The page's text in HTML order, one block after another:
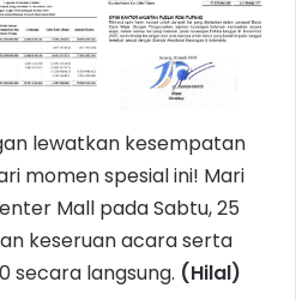
lewatkan kesempatan
momen spesial ini! Mari
Mall pada Sabtu, 25
keseruan acara serta
secara langsung. (Hilal)